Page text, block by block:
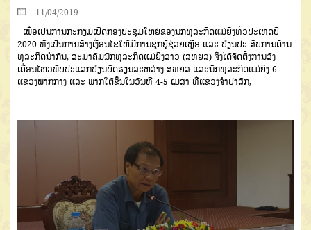
11/04/2019
ເພື່ອເປັນການກະກຽມເປີດກອງປະຊຸມໃຫຍ່ຂອງນັກທຸລະກິດແມ່ຍິງທົ່ວປະເທດປີ
2020 ທັງເປັນການສ້າງເງື່ອນໄຂໃຫ້ມີການຊຸກຍູ້ຊ່ວຍເຫຼືອ ແລະ ປ່ຽນປະ ສົບການດ້ານ
ທຸລະກິດນຳກັນ, ສະມາຄົມນັກທຸລະກິດແມ່ຍິງລາວ (ສທຍລ) ຈິ່ງໄດ້ຈັດຕັ້ງການລົງ
ເຄື່ອນໄຫວພົບປະແລກປ່ຽນບົດຮຽນລະຫວ່າງ ສທຍລ ແລະນັກທຸລະກິດແມ່ຍິງ 6
ແຂວງພາກກາງ ແລະ ພາກໃຕ້ຂຶ້ນໃນວັນທີ 4-5 ເມສາ ທີ່ແຂວງຈຳປາສັກ,